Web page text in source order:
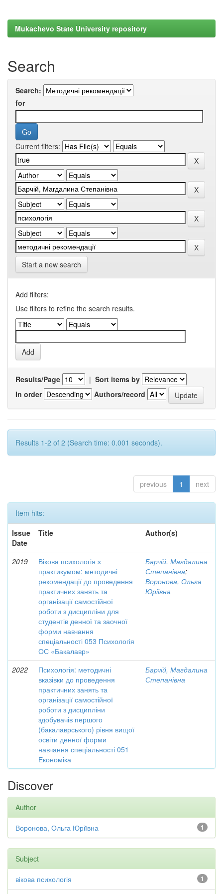
Mukachevo State University repository
Search
Search:
for
Current filters:
Start a new search
Add filters:
Use filters to refine the search results.
Results/Page | Sort items by
In order
Authors/record
Results 1-2 of 2 (Search time: 0.001 seconds).
previous 1 next
Item hits:
Issue
Date
Title Author(s)
2019
Вікова психологія з
практикумом: методичні
рекомендації до проведення
практичних занять та
організації самостійної
роботи з дисципліни для
студентів денної та заочної
форми навчання
спеціальності 053 Психологія
ОС «Бакалавр»
Барчій, Магдалина
Степанівна;
Воронова, Ольга
Юріївна
2022
Психологія: методичні
вказівки до проведення
практичних занять та
організації самостійної
роботи з дисципліни
здобувачів першого
(бакалаврського) рівня вищої
освіти денної форми
навчання спеціальності 051
Економіка
Барчій, Магдалина
Степанівна
Discover
Author
1
Воронова, Ольга Юріївна
Subject
1
вікова психологія